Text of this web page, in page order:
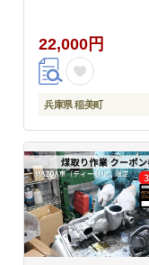
22,000円
兵庫県 稲美町